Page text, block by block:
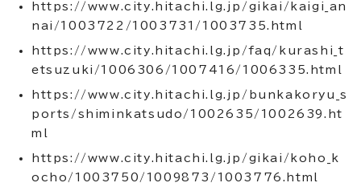
https://www.city.hitachi.lg.jp/gikai/kaigi_an
nai/1003722/1003731/1003735.html
https://www.city.hitachi.lg.jp/faq/kurashi_t
etsuzuki/1006306/1007416/1006335.html
https://www.city.hitachi.lg.jp/bunkakoryu_s
ports/shiminkatsudo/1002635/1002639.ht
ml
https://www.city.hitachi.lg.jp/gikai/koho_k
ocho/1003750/1009873/1003776.html